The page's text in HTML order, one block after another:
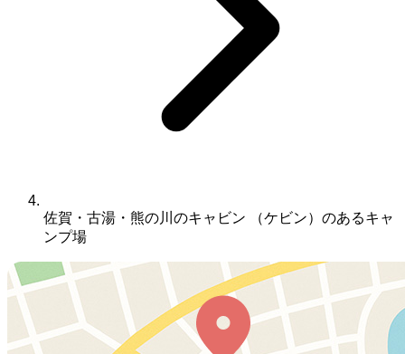
佐賀・古湯・熊の川のキャビン （ケビン）のあるキャ
ンプ場